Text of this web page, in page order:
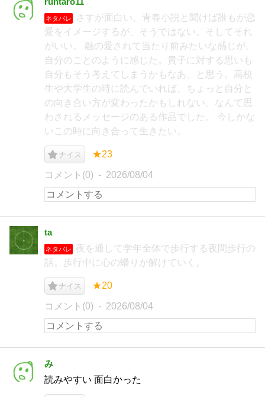
ネタバレ
さすが面白い。青春小説と聞けば誰もが恋
愛をイメージするが、そうではない。そしてそれ
がいい。 融の愛されて当たり前みたいな感じが、
自分のことのように感じた。貴子に対する思いも
自分もそう考えてしまうかもなあ、と思う。高校
生や大学生の時に読んでいれば、ちょっと自分と
の向き合い方が変わったかもしれない。なんて思
わされるメッセージのある作品でした。 今しかな
いこの時に向き合って生きたい。
ナイス ★23
コメント(0) 2026/08/04
ta
ネタバレ
夜を通して学年全体で歩行する夜間歩行の
話。歩行中に心の蟠りが解けていく。
ナイス ★20
コメント(0) 2026/08/04
み
読みやすい 面白かった